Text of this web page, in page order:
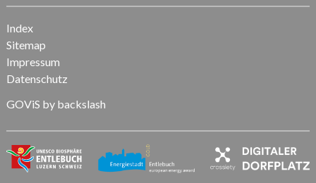
Index
Sitemap
Impressum
Datenschutz
GOViS by backslash